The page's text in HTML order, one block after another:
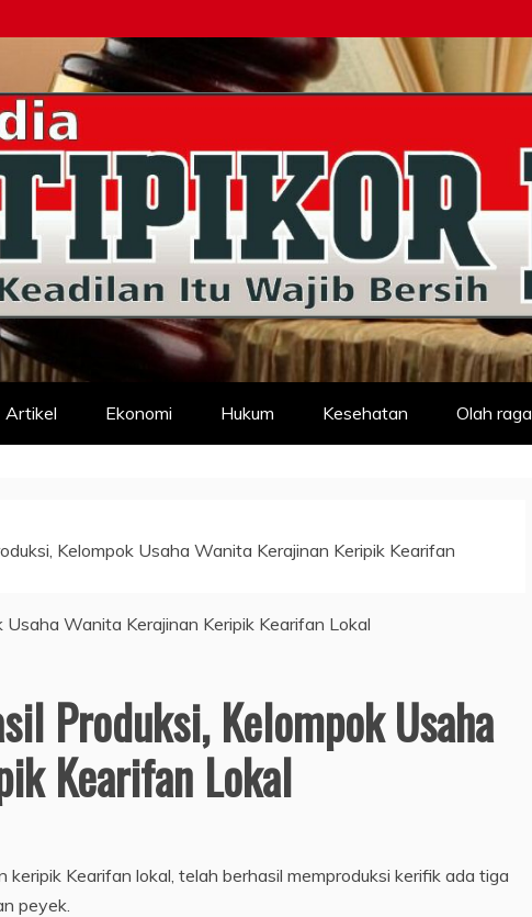
Artikel Ekonomi Hukum Kesehatan Olah raga
Kelompok Usaha Wanita Kerajinan Keripik Kearifan
Produksi, Kelompok Usaha
Kearifan Lokal
Kearifan lokal, telah berhasil memproduksi kerifik ada tiga
peyek.